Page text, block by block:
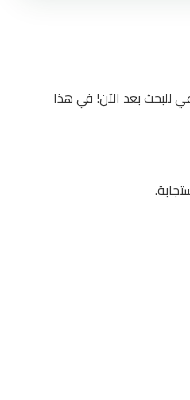
للبحث بعد الآن! في هذا